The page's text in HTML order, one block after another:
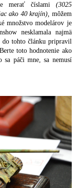
merať číslami (3025
ako 40 krajín), môžem
množstvo modelárov je
nesklamala najmä
do tohto článku pripravil
Berte toto hodnotenie ako
sa páči mne, sa nemusí